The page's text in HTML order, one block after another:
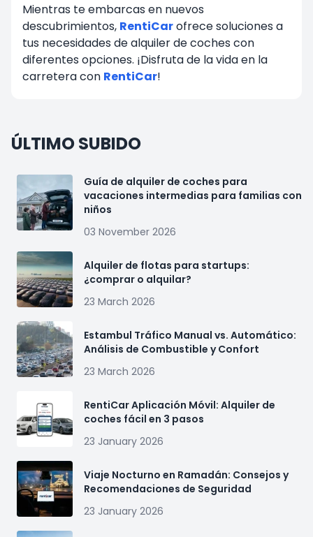
Mientras te embarcas en nuevos
descubrimientos, RentiCarofrece soluciones a
tus necesidades de alquiler de coches con
diferentes opciones. ¡Disfruta de la vida en la
carretera con RentiCar!
ÚLTIMO SUBIDO
Guía de alquiler de coches para
vacaciones intermedias para familias con
niños
03 November 2026
Alquiler de flotas para startups:
¿comprar o alquilar?
23 March 2026
Estambul Tráfico Manual vs. Automático:
Análisis de Combustible y Confort
23 March 2026
RentiCar Aplicación Móvil: Alquiler de
coches fácil en 3 pasos
23 January 2026
Viaje Nocturno en Ramadán: Consejos y
Recomendaciones de Seguridad
23 January 2026